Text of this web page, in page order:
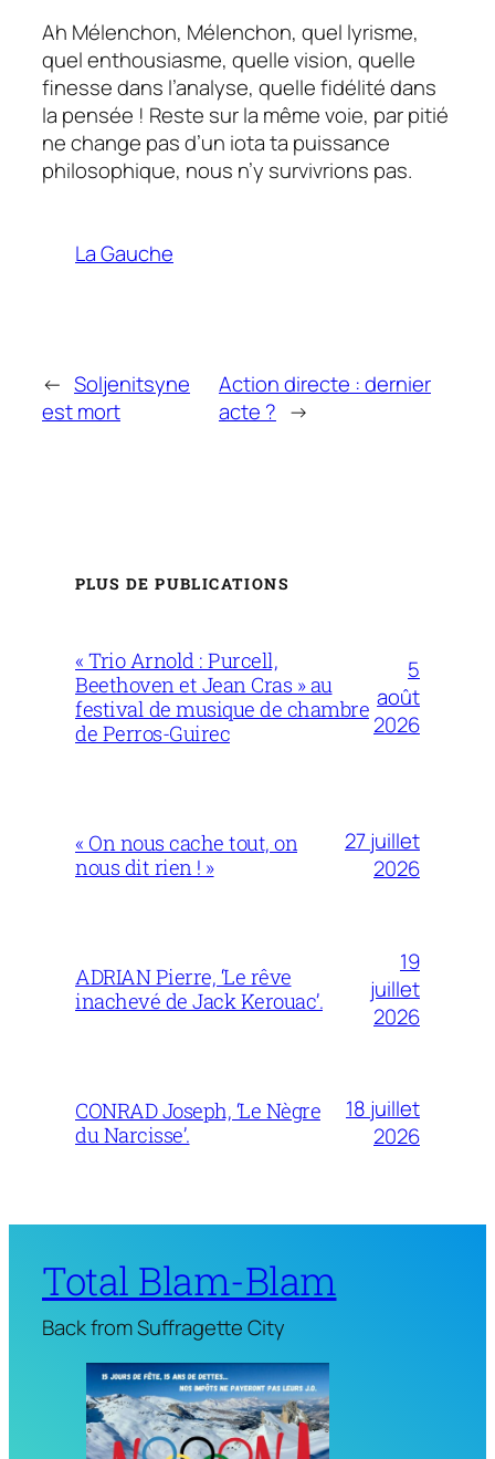
Ah Mélenchon, Mélenchon, quel lyrisme,
quel enthousiasme, quelle vision, quelle
finesse dans l’analyse, quelle fidélité dans
la pensée ! Reste sur la même voie, par pitié
ne change pas d’un iota ta puissance
philosophique, nous n’y survivrions pas.
La Gauche
← Soljenitsyne
est mort
Action directe : dernier
acte ? →
PLUS DE PUBLICATIONS
« Trio Arnold : Purcell,
Beethoven et Jean Cras » au
festival de musique de chambre
de Perros-Guirec
5
août
2026
« On nous cache tout, on
nous dit rien ! »
27 juillet
2026
ADRIAN Pierre, ‘Le rêve
inachevé de Jack Kerouac’.
19
juillet
2026
CONRAD Joseph, ‘Le Nègre
du Narcisse’.
18 juillet
2026
Total Blam-Blam
Back from Suffragette City